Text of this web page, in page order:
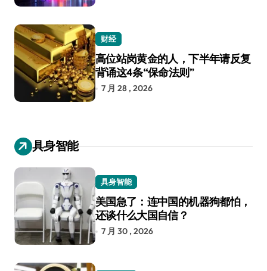
财经
高位站岗黄金的人，下半年请反复
背诵这4条“保命法则”
7 月 28 , 2026
具身智能
具身智能
美国急了：连中国的机器狗都怕，
还谈什么大国自信？
7 月 30 , 2026